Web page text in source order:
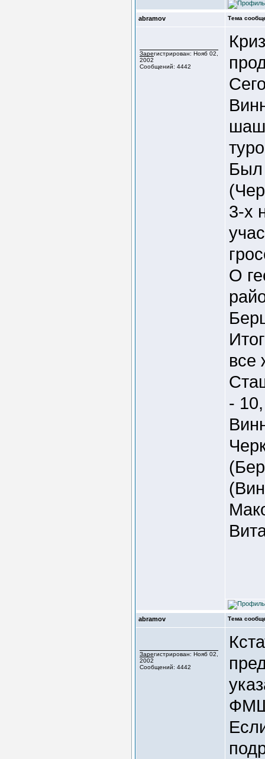
abramov Тема
Зарегистрирован: Нояб 02,
2002
Сообщений: 4442
Был
3-х
О
все
-
abramov Тема
Зарегистрирован: Нояб 02,
2002
Сообщений: 4442